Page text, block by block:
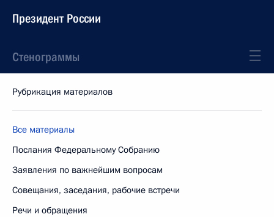
Президент России
Стенограммы
Рубрикация материалов
Все материалы
Послания Федеральному Собранию
Заявления по важнейшим вопросам
Совещания, заседания, рабочие встречи
Речи и обращения